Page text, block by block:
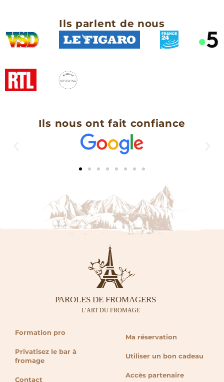
Ils parlent de nous
Ils nous ont fait confiance
Formation pro
Privatisez le bar à
fromage
Contact
Ma réservation
Utiliser un bon cadeau
Accès partenaire